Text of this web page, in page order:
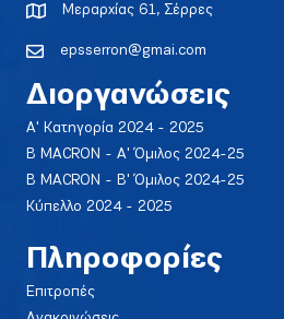
Μεραρχίας 61, Σέρρες
epsserron@gmai.com
Διοργανώσεις
Α' Κατηγορία 2024 - 2025
Β MACRON - Α' Όμιλος 2024-25
Β MACRON - Β' Όμιλος 2024-25
Κύπελλο 2024 - 2025
Πληροφορίες
Επιτροπές